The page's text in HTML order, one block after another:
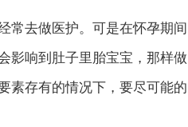
常去做医护。可是在怀孕期间
影响到肚子里胎宝宝，那样做
素存有的情况下，要尽可能的